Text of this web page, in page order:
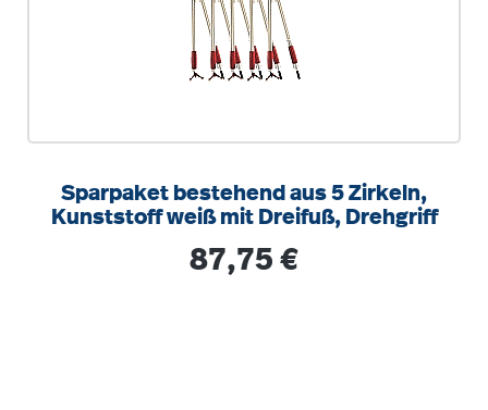
Sparpaket bestehend aus 5 Zirkeln,
Kunststoff weiß mit Dreifuß, Drehgriff
Regulärer Preis:
87,75 €